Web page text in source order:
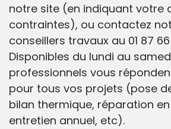
notre site (en indiquant votre
contraintes), ou contactez
conseillers travaux au 01 87
Disponibles du lundi au
professionnels vous
pour tous vos projets (pose
bilan thermique, réparation
entretien annuel, etc).